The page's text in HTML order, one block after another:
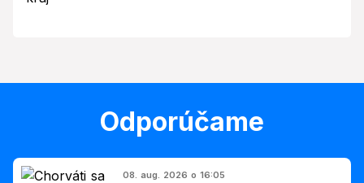
Odporúčame
08. aug. 2026 o 16:05